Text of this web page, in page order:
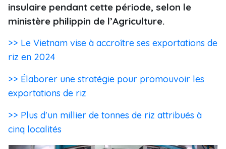
insulaire pendant cette période, selon le
ministère philippin de l’Agriculture.
>> Le Vietnam vise à accroître ses exportations de
riz en 2024
>> Élaborer une stratégie pour promouvoir les
exportations de riz
>> Plus d'un millier de tonnes de riz attribués à
cinq localités